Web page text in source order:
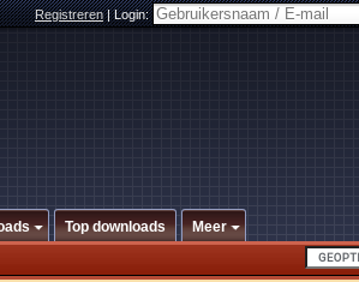
Registreren|Login:
Top downloads Meer